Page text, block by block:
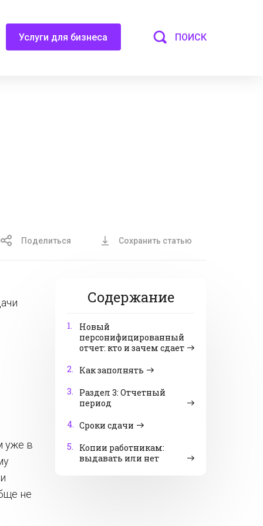
Услуги для бизнеса ПОИСК
Поделиться Сохранить статью
Содержание
1.
Новый
персонифицированный
отчет: кто и зачем сдает
2.
Как заполнять
3.
Раздел 3: Отчетный
период
4. Сроки сдачи
5.
Копии работникам:
выдавать или нет
уже в
не